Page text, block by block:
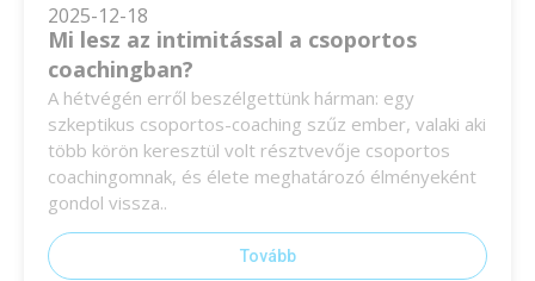
2025-12-18
Mi lesz az intimitással a csoportos
coachingban?
A hétvégén erről beszélgettünk hárman: egy
szkeptikus csoportos-coaching szűz ember, valaki aki
több körön keresztül volt résztvevője csoportos
coachingomnak, és élete meghatározó élményeként
gondol vissza..
Tovább